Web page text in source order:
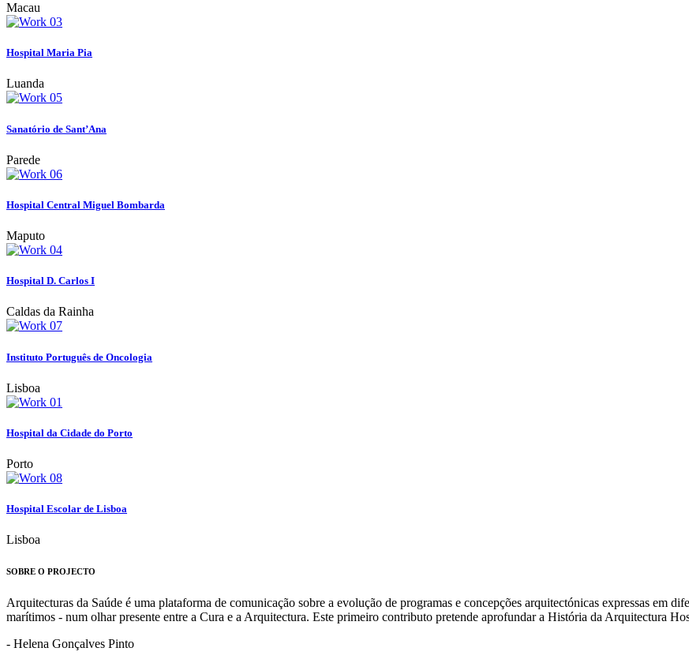
Macau
Hospital Maria Pia
Luanda
Sanatório de Sant’Ana
Parede
Hospital Central Miguel Bombarda
Maputo
Hospital D. Carlos I
Caldas da Rainha
Instituto Português de Oncologia
Lisboa
Hospital da Cidade do Porto
Porto
Hospital Escolar de Lisboa
Lisboa
SOBRE O PROJECTO
Arquitecturas da Saúde é uma plataforma de comunicação sobre a evolução de programas e concepções arquitectónicas expressas em
marítimos - num olhar presente entre a Cura e a Arquitectura. Este primeiro contributo pretende aprofundar a História da Arquitectura
- Helena Gonçalves Pinto